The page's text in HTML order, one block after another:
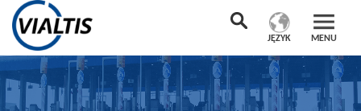
MENU
JĘZYK